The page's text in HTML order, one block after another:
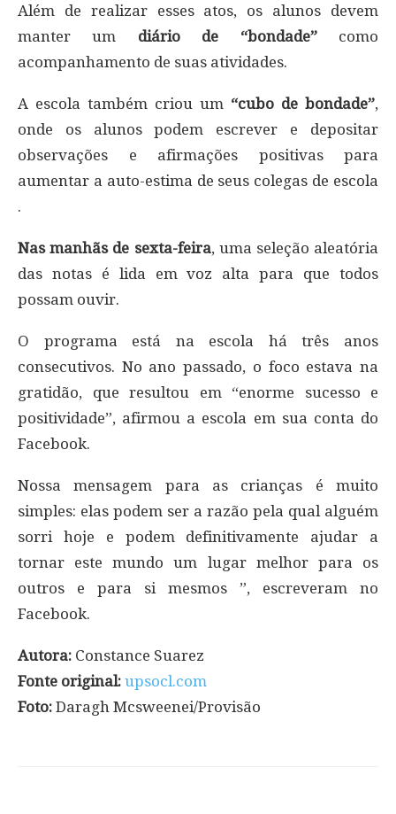
Além de realizar esses atos, os alunos devem
manter um diário de “bondade”como
acompanhamento de suas atividades.
A escola também criou um “cubo de bondade”,
onde os alunos podem escrever e depositar
observações e afirmações positivas para
aumentar a auto-estima de seus colegas de escola
.
Nas manhãs de sexta-feira, uma seleção aleatória
das notas é lida em voz alta para que todos
possam ouvir.
O programa está na escola há três anos
consecutivos. No ano passado, o foco estava na
gratidão, que resultou em “enorme sucesso e
positividade”, afirmou a escola em sua conta do
Facebook.
Nossa mensagem para as crianças é muito
simples: elas podem ser a razão pela qual alguém
sorri hoje e podem definitivamente ajudar a
tornar este mundo um lugar melhor para os
outros e para si mesmos ”, escreveram no
Facebook.
Autora: Constance Suarez
Fonte original: upsocl.com
Foto: Daragh Mcsweenei/Provisão